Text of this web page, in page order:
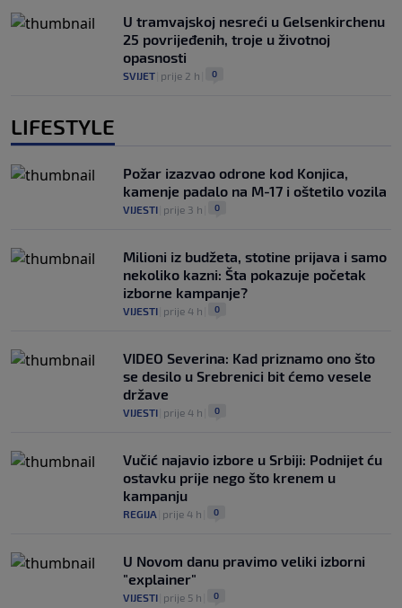
U tramvajskoj nesreći u Gelsenkirchenu
25 povrijeđenih, troje u životnoj
opasnosti
SVIJET prije 2 h 0
LIFESTYLE
Požar izazvao odrone kod Konjica,
kamenje padalo na M-17 i oštetilo vozila
VIJESTI prije 3 h 0
Milioni iz budžeta, stotine prijava i samo
nekoliko kazni: Šta pokazuje početak
izborne kampanje?
VIJESTI prije 4 h 0
VIDEO Severina: Kad priznamo ono što
se desilo u Srebrenici bit ćemo vesele
države
VIJESTI prije 4 h 0
Vučić najavio izbore u Srbiji: Podnijet ću
ostavku prije nego što krenem u
kampanju
REGIJA prije 4 h 0
U Novom danu pravimo veliki izborni
"explainer"
VIJESTI prije 5 h 0